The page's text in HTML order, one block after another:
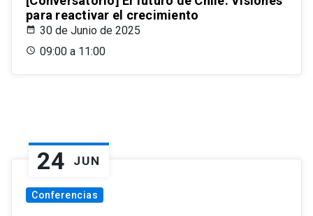
para reactivar el crecimiento
30 de Junio de 2025
09:00 a 11:00
24 JUN
Conferencias